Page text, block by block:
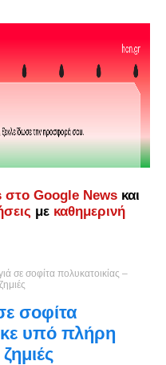
στο Google News και
με καθημερινή
σε σοφίτα πολυκατοικίας –
σοφίτα
υπό πλήρη